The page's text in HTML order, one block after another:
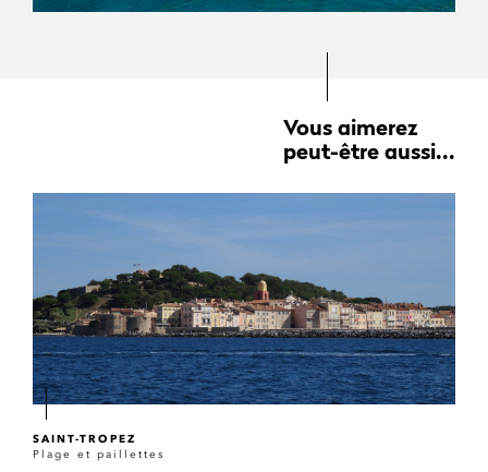
Vous aimerez
peut-être aussi...
SAINT-TROPEZ
Plage et paillettes